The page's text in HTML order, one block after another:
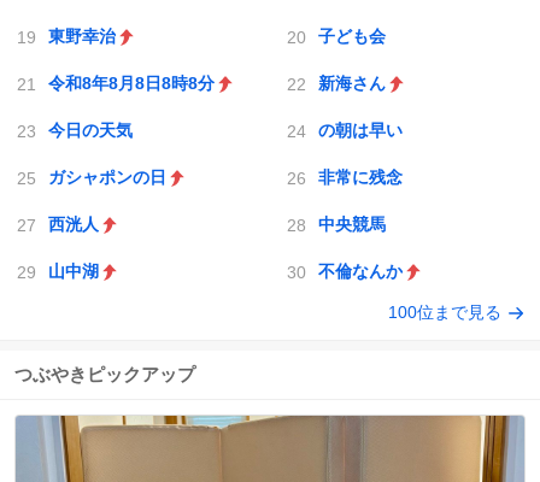
東野幸治 子ども会
令和8年8月8日8時8分 新海さん
今日の天気 の朝は早い
ガシャポンの日 非常に残念
西洸人 中央競馬
山中湖 不倫なんか
100位まで見る
つぶやきピックアップ